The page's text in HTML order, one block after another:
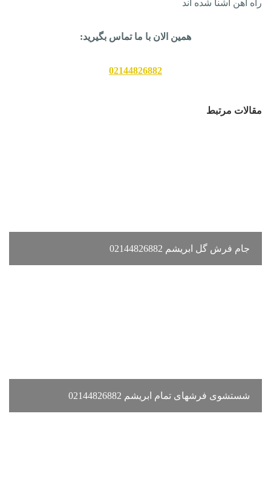
راه آهن آشنا شده اند
همین الان با ما تماس بگیرید:
02144826882
مقالات مرتبط
جام فرش گل ابریشم 02144826882
شستشوی فرشهای تمام ابریشم 02144826882